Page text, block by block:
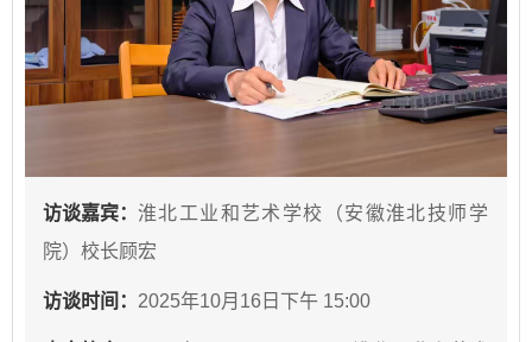
访谈嘉宾： 淮北工业和艺术学校（安徽淮北技师学
院）校长顾宏
访谈时间： 2025年10月16日下午 15:00